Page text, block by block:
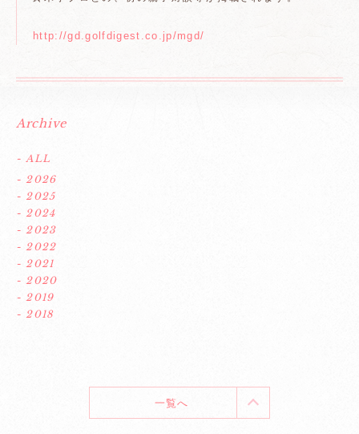
http://gd.golfdigest.co.jp/mgd/
Archive
- ALL
- 2026
- 2025
- 2024
- 2023
- 2022
- 2021
- 2020
- 2019
- 2018
一覧へ